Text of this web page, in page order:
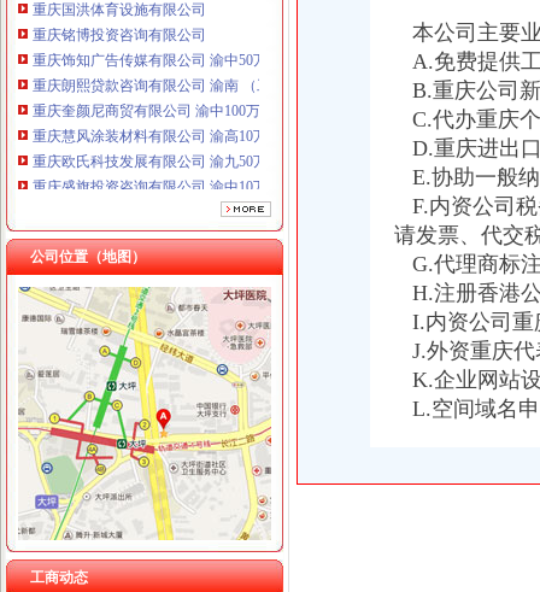
重庆铭博投资咨询有限公司
重庆饰知广告传媒有限公司 渝中50万 （工商注册）
重庆朗熙贷款咨询有限公司 渝南 （工商注册）
重庆奎颜尼商贸有限公司 渝中100万 （工商注册）
重庆慧风涂装材料有限公司 渝高10万 （工商注册）
重庆欧氏科技发展有限公司 渝九50万 （进出口权）
重庆盛旗投资咨询有限公司 渝中10万 （工商注册）
重庆佳技维科技发展有限公司 渝南100万 （进出口权）
上海兆妩贸易有限公司重庆天地分公司 渝中 （工商注册）
公司位置（地图）
工商动态
免费注册
如何免费注册Apple ID?Apple ID免费注册图文教程-同步推资讯
零元注册美国商标,零元注册美国公司,免费注册美国商标,免费注
139邮箱注册免费注册
免费注册qq_格子啦
新.tk域名免费注册教程-站长之家
免费注册公司,提供地址！工商局对面！专业高效！上海公司注册今
免费注册支付宝-如何免费注册支付宝？-平安一账通
9位QQ号免费注册-教育-高清-爱奇艺
本公司主要
A.免费提供
B.重庆公司
C.代办重庆
D.重庆进出
E.协助一般
F.内资公司
请发票、代交
G.代理商标
H.注册香港
I.内资公司重
J.外资重庆代
K.企业网站
L.空间域名